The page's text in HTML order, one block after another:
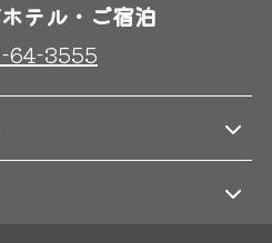
テル・ご宿泊
64-3555